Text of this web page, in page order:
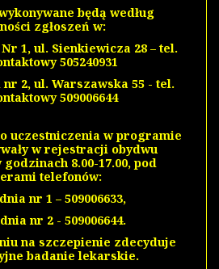
będą według
zgłoszeń w:
1, ul. Sienkiewicza 28 – tel.
505240931
2, ul. Warszawska 55 - tel.
509006644
uczestniczenia w programie
w rejestracji obydwu
8.00-17.00, pod
telefonów:
nr 1 – 509006633,
nr 2 - 509006644.
na szczepienie zdecyduje
badanie lekarskie.